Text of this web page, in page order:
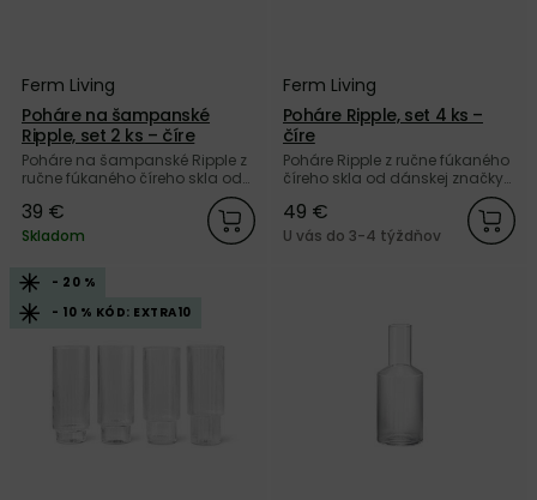
Ferm Living
Poháre na šampanské
Ripple, set 2 ks – číre
Poháre na šampanské Ripple z
ručne fúkaného číreho skla od
dánskej značky Ferm Living.
39 €
Skladom
Ferm Living
Poháre Ripple, set 4 ks –
číre
Poháre Ripple z ručne fúkaného
číreho skla od dánskej značky
49 €
U vás do 3-4 týždňov
- 20 %
- 10 % KÓD: EXTRA10